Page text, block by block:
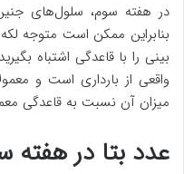
در هفته سوم، سلول‌های
بنابراین ممکن است متوجه
بینی را با قاعدگی اشتباه
واقعی از بارداری است و
میزان آن نسبت به قاعدگی
عدد بتا در هفته